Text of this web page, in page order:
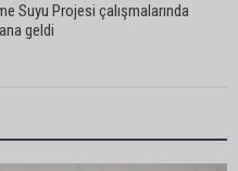
Suyu Projesi çalışmalarında
geldi
Çocuk Koruma Kanunu
“Öncelik ceza değil, önlemedir”